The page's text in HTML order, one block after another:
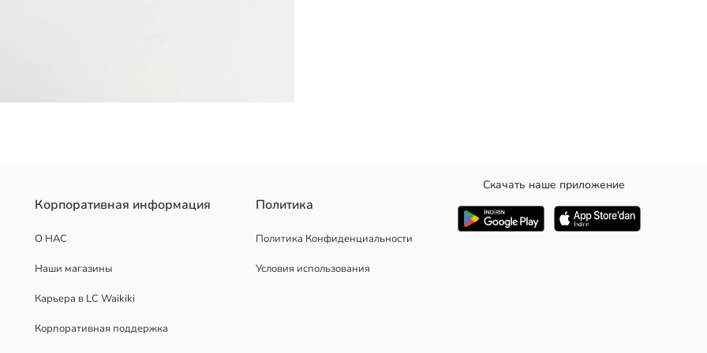
Корпоративная информация
О НАС
Наши магазины
Карьера в LC Waikiki
Корпоративная поддержка
Политика
Политика Конфиденциальности
Условия использования
Скачать наше приложение